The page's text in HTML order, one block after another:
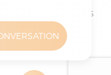
droits réservés
des données